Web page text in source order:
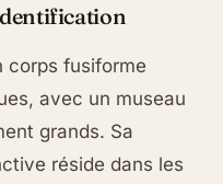
corps fusiforme
avec un museau
grands. Sa
réside dans les